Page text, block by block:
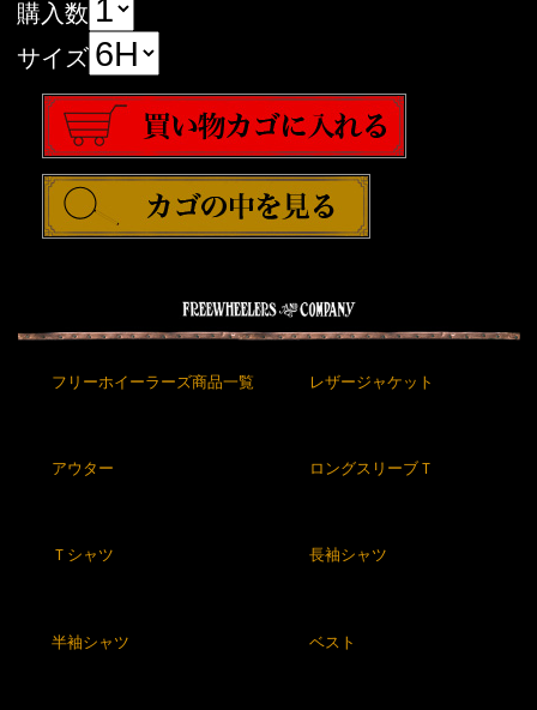
購入数
サイズ
フリーホイーラーズ商品一覧 レザージャケット
アウター ロングスリーブＴ
Ｔシャツ 長袖シャツ
半袖シャツ ベスト